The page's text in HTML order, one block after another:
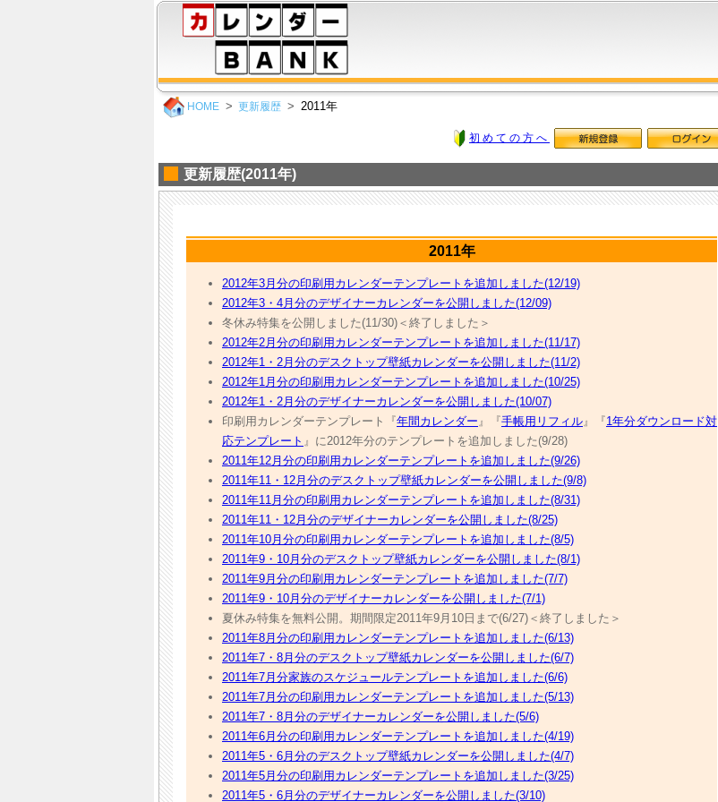
HOME 更新履歴 2011年
初めての方へ
更新履歴(2011年)
2011年
2012年3月分の印刷用カレンダーテンプレートを追加しました(12/19)
2012年3・4月分のデザイナーカレンダーを公開しました(12/09)
冬休み特集を公開しました(11/30)＜終了しました＞
2012年2月分の印刷用カレンダーテンプレートを追加しました(11/17)
2012年1・2月分のデスクトップ壁紙カレンダーを公開しました(11/2)
2012年1月分の印刷用カレンダーテンプレートを追加しました(10/25)
2012年1・2月分のデザイナーカレンダーを公開しました(10/07)
印刷用カレンダーテンプレート『年間カレンダー 』『手帳用リフィル』『1年分ダウンロード対
応テンプレート 』に2012年分のテンプレートを追加しました(9/28)
2011年12月分の印刷用カレンダーテンプレートを追加しました(9/26)
2011年11・12月分のデスクトップ壁紙カレンダーを公開しました(9/8)
2011年11月分の印刷用カレンダーテンプレートを追加しました(8/31)
2011年11・12月分のデザイナーカレンダーを公開しました(8/25)
2011年10月分の印刷用カレンダーテンプレートを追加しました(8/5)
2011年9・10月分のデスクトップ壁紙カレンダーを公開しました(8/1)
2011年9月分の印刷用カレンダーテンプレートを追加しました(7/7)
2011年9・10月分のデザイナーカレンダーを公開しました(7/1)
夏休み特集を無料公開。期間限定2011年9月10日まで(6/27)＜終了しました＞
2011年8月分の印刷用カレンダーテンプレートを追加しました(6/13)
2011年7・8月分のデスクトップ壁紙カレンダーを公開しました(6/7)
2011年7月分家族のスケジュールテンプレートを追加しました(6/6)
2011年7月分の印刷用カレンダーテンプレートを追加しました(5/13)
2011年7・8月分のデザイナーカレンダーを公開しました(5/6)
2011年6月分の印刷用カレンダーテンプレートを追加しました(4/19)
2011年5・6月分のデスクトップ壁紙カレンダーを公開しました(4/7)
2011年5月分の印刷用カレンダーテンプレートを追加しました(3/25)
2011年5・6月分のデザイナーカレンダーを公開しました(3/10)